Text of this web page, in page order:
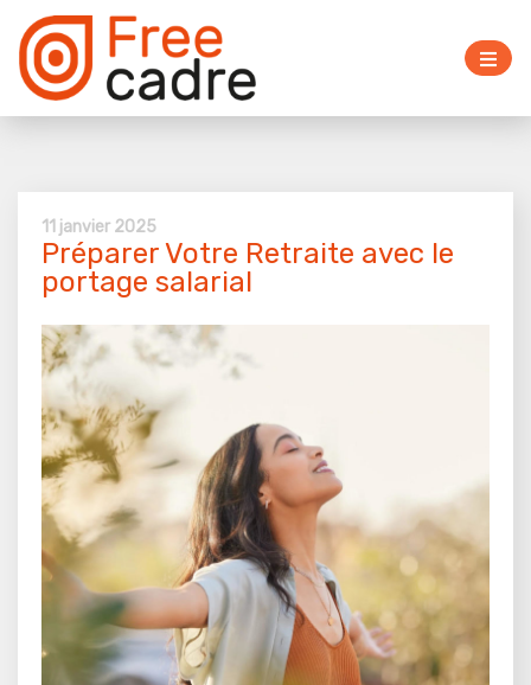
11 janvier 2025
Préparer Votre Retraite avec le
portage salarial